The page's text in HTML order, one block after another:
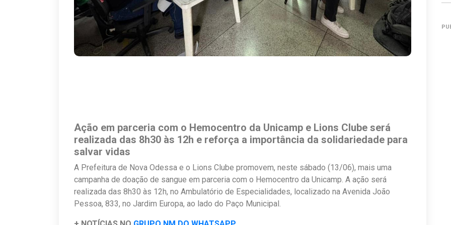
Ação em parceria com o Hemocentro da Unicamp e Lions Clube será
realizada das 8h30 às 12h e reforça a importância da solidariedade para
salvar vidas
A Prefeitura de Nova Odessa e o Lions Clube promovem, neste sábado (13/06), mais uma
campanha de doação de sangue em parceria com o Hemocentro da Unicamp. A ação será
realizada das 8h30 às 12h, no Ambulatório de Especialidades, localizado na Avenida João
Pessoa, 833, no Jardim Europa, ao lado do Paço Municipal.